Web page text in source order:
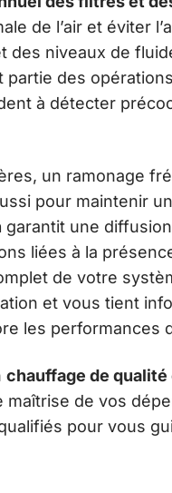
de l’air et éviter
des niveaux de
partie des
à détecter
un ramonage
pour maintenir
garantit une
liées à la
de votre
et vous tient
les performances
chauffage de
maîtrise de vos
pour vous